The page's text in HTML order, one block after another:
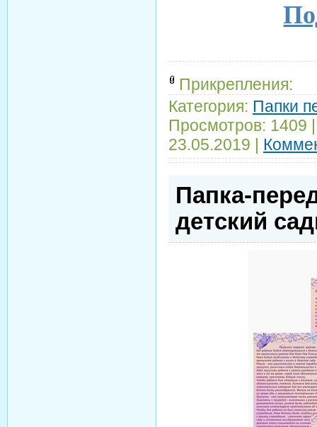
Прикрепления:
Категория: Папки
Просмотров: 1409
23.05.2019
Папка-
детский